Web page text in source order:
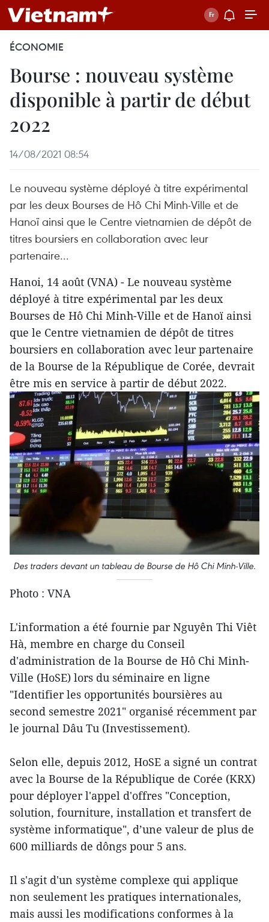
ÉCONOMIE
Bourse : nouveau système
disponible à partir de début
2022
14/08/2021 08:54
Le nouveau système déployé à titre expérimental
par les deux Bourses de Hô Chi Minh-Ville et de
Hanoï ainsi que le Centre vietnamien de dépôt de
titres boursiers en collaboration avec leur
partenaire...
Hanoi, 14 août (VNA) - Le nouveau système
déployé à titre expérimental par les deux
Bourses de Hô Chi Minh-Ville et de Hanoï ainsi
que le Centre vietnamien de dépôt de titres
boursiers en collaboration avec leur partenaire
de la Bourse de la République de Corée, devrait
être mis en service à partir de début 2022.
Des traders devant un tableau de Bourse de Hô Chi Minh-Ville.
Photo : VNA
L'information a été fournie par Nguyên Thi Viêt
Hà, membre en charge du Conseil
d'administration de la Bourse de Hô Chi Minh-
Ville (HoSE) lors du séminaire en ligne
"Identifier les opportunités boursières au
second semestre 2021" organisé récemment par
le journal Dâu Tu (Investissement).
Selon elle, depuis 2012, HoSE a signé un contrat
avec la Bourse de la République de Corée (KRX)
pour déployer l'appel d'offres "Conception,
solution, fourniture, installation et transfert de
système informatique", d’une valeur de plus de
600 milliards de dôngs pour 5 ans.
Il s'agit d'un système complexe qui applique
non seulement les pratiques internationales,
mais aussi les modifications conformes à la